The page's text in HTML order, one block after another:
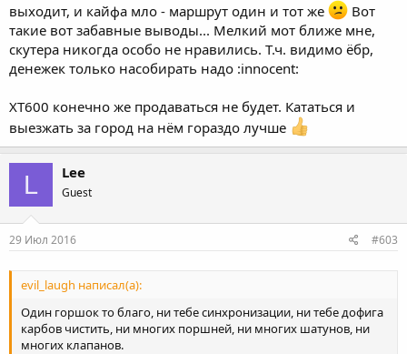
выходит, и кайфа мло - маршрут один и тот же
Вот
такие вот забавные выводы... Мелкий мот ближе мне,
скутера никогда особо не нравились. Т.ч. видимо ёбр,
денежек только насобирать надо :innocent:
ХТ600 конечно же продаваться не будет. Кататься и
выезжать за город на нём гораздо лучше
L Lee
Guest
29 Июл 2016 #603
evil_laugh написал(а):
Один горшок то благо, ни тебе синхронизации, ни тебе дофига
карбов чистить, ни многих поршней, ни многих шатунов, ни
многих клапанов.